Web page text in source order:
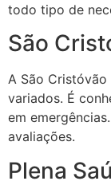
todo tipo de
São
A São
variados. É
em
avaliações.
Plena